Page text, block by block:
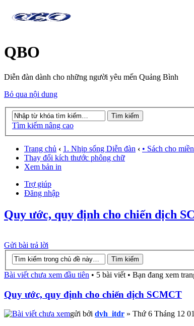
QBO
Diễn đàn dành cho những người yêu mến Quảng Bình
Bỏ qua nội dung
Tìm kiếm nâng cao
Trang chủ ‹ 1. Nhịp sống Diễn đàn ‹ • Sách cho
Thay đổi kích thước phông chữ
Xem bản in
Trợ giúp
Đăng nhập
Quy ước, quy định cho chiến dịch
Gửi bài trả lời
Bài viết chưa xem đầu tiên • 5 bài viết • Bạn đang xem
Quy ước, quy định cho chiến dịch SCMCT
gửi bởi dvh_itdr » Thứ 6 Tháng 12